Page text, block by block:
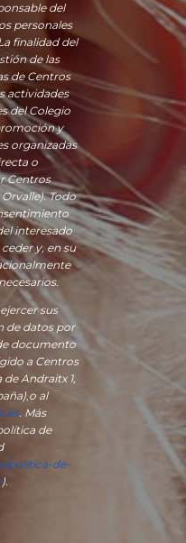
del
personales
finalidad del
de las
de Centros
actividades
del Colegio
y
organizadas
o
Centros
Todo
interesado
y, en su
sus
de datos por
documento
a Centros
de Andraitx 1,
,o al
. Más
de
politica-de-
).